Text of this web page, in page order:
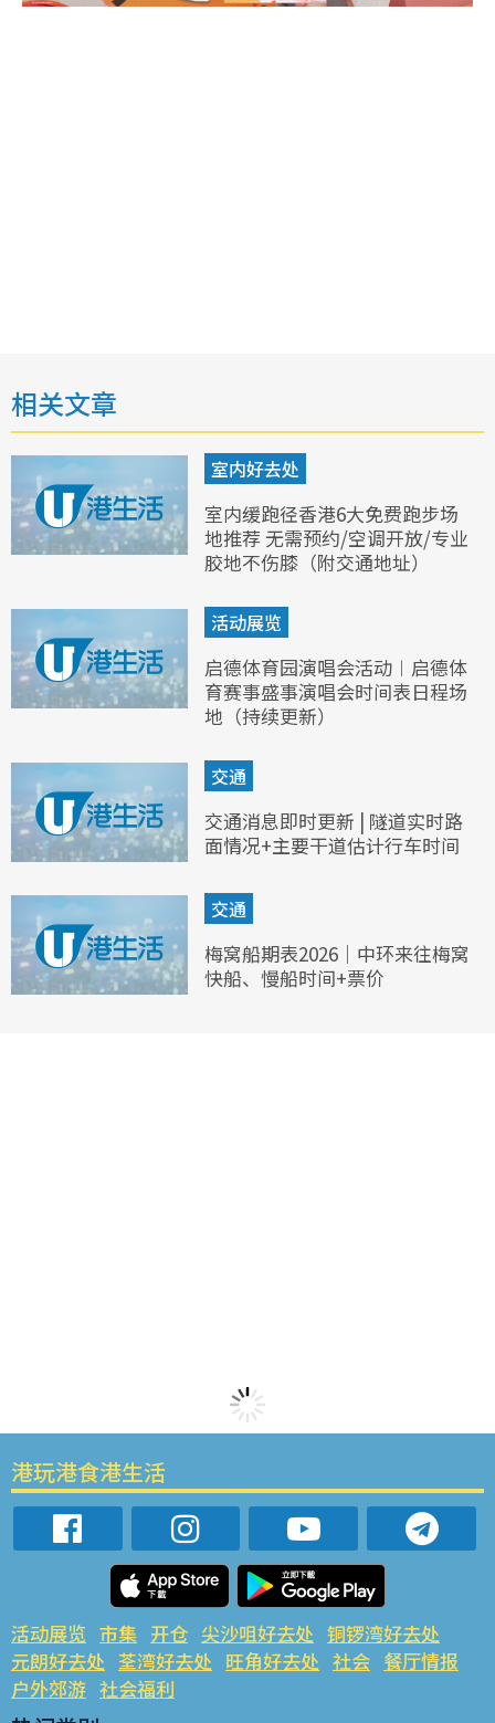
相关文章
室内好去处
室内缓跑径香港6大免费跑步场
地推荐 无需预约/空调开放/专业
胶地不伤膝（附交通地址）
活动展览
启德体育园演唱会活动︱启德体
育赛事盛事演唱会时间表日程场
地（持续更新）
交通
交通消息即时更新 | 隧道实时路
面情况+主要干道估计行车时间
交通
梅窝船期表2026｜中环来往梅窝
快船、慢船时间+票价
港玩港食港生活
活动展览 市集 开仓 尖沙咀好去处 铜锣湾好去处
元朗好去处 荃湾好去处 旺角好去处 社会 餐厅情报
户外郊游 社会福利